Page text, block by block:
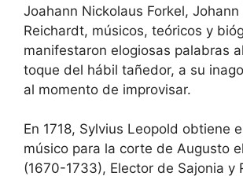
Joahann Nickolaus Forkel, Johann
Reichardt, músicos, teóricos y
manifestaron elogiosas palabras
toque del hábil tañedor, a su
al momento de improvisar.
En 1718, Sylvius Leopold obtiene
músico para la corte de Augusto
(1670-1733), Elector de Sajonia y